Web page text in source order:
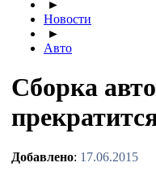
►
Новости
►
Авто
Cборка
Добавлено: 17.06.2015